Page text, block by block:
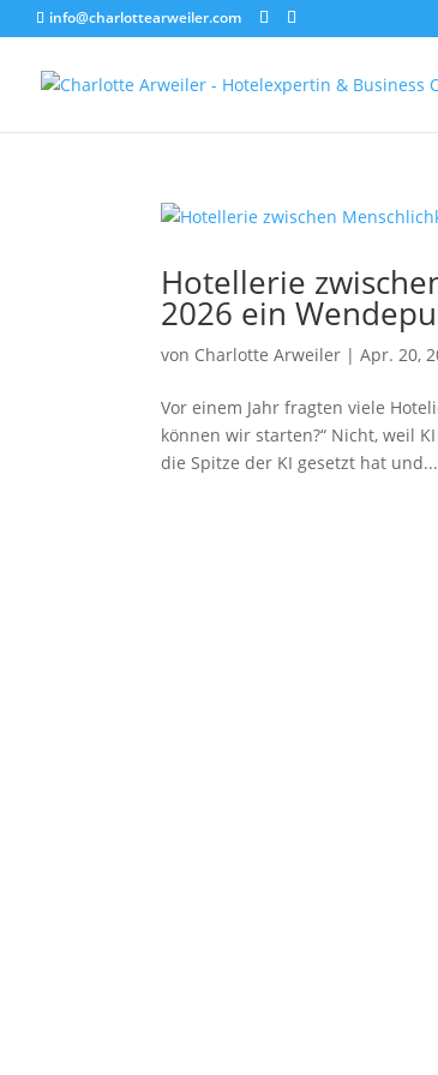
info@charlottearweiler.com
Hotellerie
2026 ein
von Charlotte Arweiler |Apr. 20,
Vor einem Jahr fragten viele
können wir starten?“ Nicht, weil
die Spitze der KI gesetzt hat und...